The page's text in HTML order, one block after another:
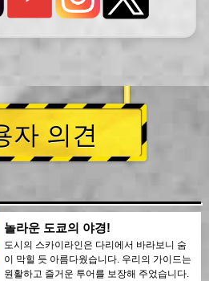
자 의견
놀라운 도쿄의 야경!
도시의 스카이라인은 다리에서 바라보니 숨
이 막힐 듯 아름다웠습니다. 우리의 가이드는
원활하고 즐거운 투어를 보장해 주었습니다.